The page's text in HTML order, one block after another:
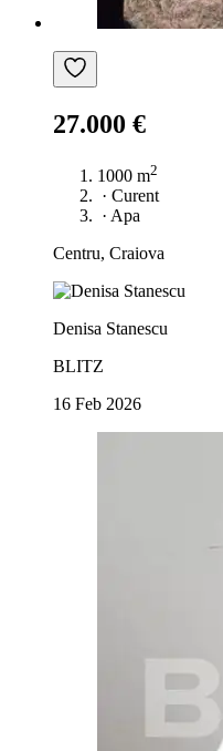
27.000 €
1000 m2
· Curent
· Apa
Centru, Craiova
Denisa Stanescu
BLITZ
16 Feb 2026